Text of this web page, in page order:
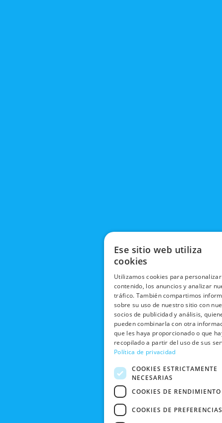
Ese sitio web utiliza
cookies
Utilizamos cookies para
contenido, los anuncios y analizar
tráfico. También compartimos
sobre su uso de nuestro sitio con
socios de publicidad y análisis,
pueden combinarla con otra
que les haya proporcionado o que
recopilado a partir del uso de sus
Política de privacidad
COOKIES ESTRICTAMENTE
NECESARIAS
COOKIES DE RENDIMIENTO
COOKIES DE PREFERENCIAS